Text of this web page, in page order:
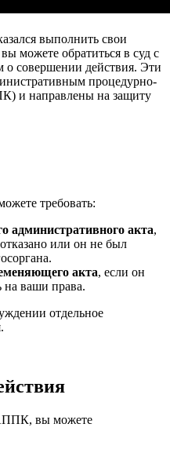
выполнить свои
можете обратиться в суд с
совершении действия. Эти
процедурно-
и направлены на защиту
требовать:
административного акта,
или он не был
акта, если он
на ваши права.
отдельное
АППК, вы можете